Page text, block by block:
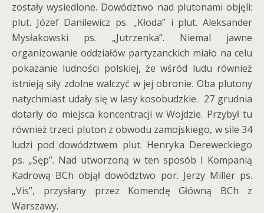
zostały wysiedlone. Dowództwo nad plutonami objęli:
plut. Józef Danilewicz ps. „Kłoda” i plut. Aleksander
Mysłakowski ps. „Jutrzenka”. Niemal jawne
organizowanie oddziałów partyzanckich miało na celu
pokazanie ludności polskiej, że wśród ludu również
istnieją siły zdolne walczyć w jej obronie. Oba plutony
natychmiast udały się w lasy kosobudzkie. 27 grudnia
dotarły do miejsca koncentracji w Wojdzie. Przybył tu
również trzeci pluton z obwodu zamojskiego, w sile 34
ludzi pod dowództwem plut. Henryka Dereweckiego
ps. „Sęp”. Nad utworzoną w ten sposób I Kompanią
Kadrową BCh objął dowództwo por. Jerzy Miller ps.
„Vis”, przysłany przez Komendę Główną BCh z
Warszawy.